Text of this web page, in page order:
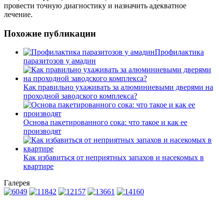
провести точную диагностику и назначить адекватное
лечение.
Похожие публикации
Профилактика
паразитозов у амадин
Как правильно ухаживать за алюминиевыми дверями на
проходной заводского комплекса?
Основа пакетированного сока: что такое и как ее
производят
Как избавиться от неприятных запахов и насекомых в
квартире
Галерея